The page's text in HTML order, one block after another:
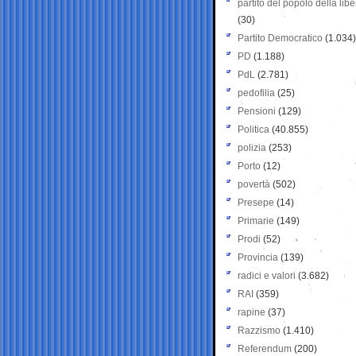
partito del popolo della
(30)
Partito Democratico (1.034)
PD (1.188)
PdL (2.781)
pedofilia (25)
Pensioni (129)
Politica (40.855)
polizia (253)
Porto (12)
povertà (502)
Presepe (14)
Primarie (149)
Prodi (52)
Provincia (139)
radici e valori (3.682)
RAI (359)
rapine (37)
Razzismo (1.410)
Referendum (200)